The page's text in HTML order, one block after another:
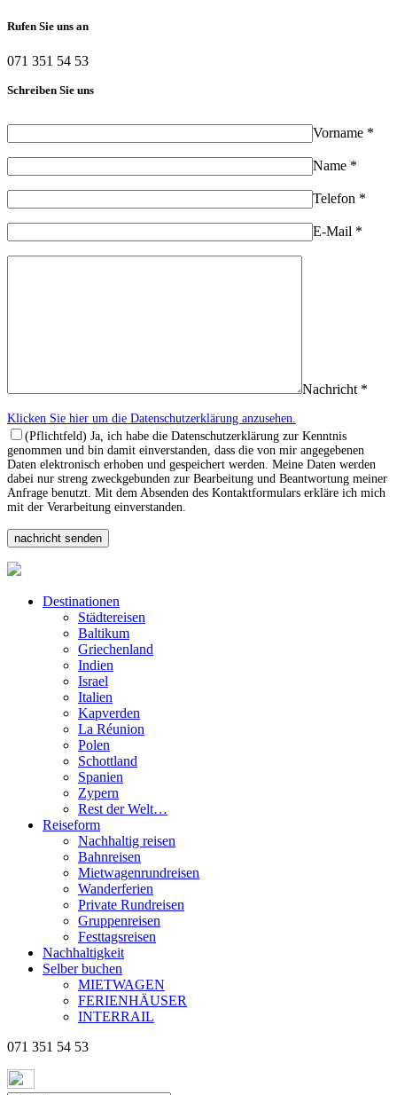
Rufen Sie uns an
071 351 54 53
Schreiben Sie uns
Vorname *
Name *
Telefon *
E-Mail *
Nachricht *
Klicken Sie hier um die Datenschutzerklärung anzusehen.
(Pflichtfeld) Ja, ich habe die Datenschutzerklärung zur Kenntnis
genommen und bin damit einverstanden, dass die von mir angegebenen
Daten elektronisch erhoben und gespeichert werden. Meine Daten werden
dabei nur streng zweckgebunden zur Bearbeitung und Beantwortung meiner
Anfrage benutzt. Mit dem Absenden des Kontaktformulars erkläre ich mich
mit der Verarbeitung einverstanden.
Destinationen
Städtereisen
Baltikum
Griechenland
Indien
Israel
Italien
Kapverden
La Réunion
Polen
Schottland
Spanien
Zypern
Rest der Welt…
Reiseform
Nachhaltig reisen
Bahnreisen
Mietwagenrundreisen
Wanderferien
Private Rundreisen
Gruppenreisen
Festtagsreisen
Nachhaltigkeit
Selber buchen
MIETWAGEN
FERIENHÄUSER
INTERRAIL
071 351 54 53